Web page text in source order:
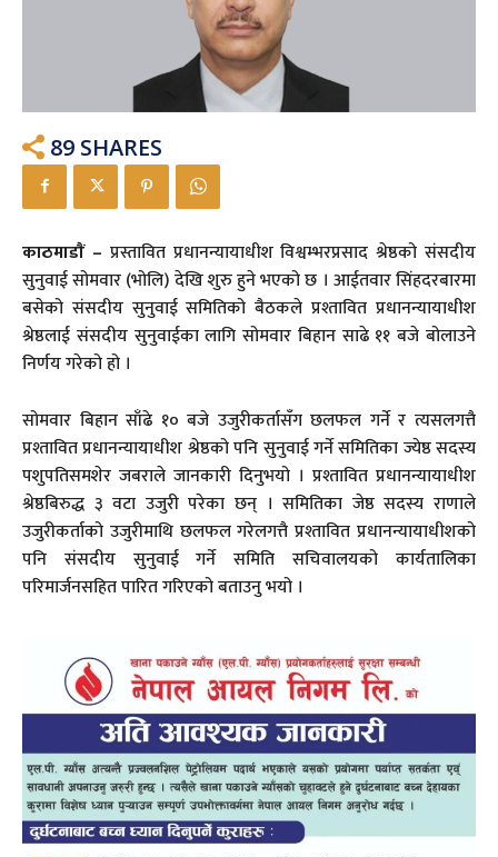
89 SHARES
काठमाडाैं – प्रस्तावित प्रधानन्यायाधीश विश्वम्भरप्रसाद श्रेष्ठको संसदीय
सुनुवाई सोमवार (भोलि) देखि शुरु हुने भएको छ । आईतवार सिंहदरबारमा
बसेको संसदीय सुनुवाई समितिको बैठकले प्रश्तावित प्रधानन्यायाधीश
श्रेष्ठलाई संसदीय सुनुवाईका लागि सोमवार बिहान साढे ११ बजे बोलाउने
निर्णय गरेको हो ।
सोमवार बिहान साँढे १० बजे उजुरीकर्तासँग छलफल गर्ने र त्यसलगत्तै
प्रश्तावित प्रधानन्यायाधीश श्रेष्ठको पनि सुनुवाई गर्ने समितिका ज्येष्ठ सदस्य
पशुपतिसमशेर जबराले जानकारी दिनुभयो । प्रश्तावित प्रधानन्यायाधीश
श्रेष्ठबिरुद्ध ३ वटा उजुरी परेका छन् । समितिका जेष्ठ सदस्य राणाले
उजुरीकर्ताको उजुरीमाथि छलफल गरेलगत्तै प्रश्तावित प्रधानन्यायाधीशको
पनि संसदीय सुनुवाई गर्ने समिति सचिवालयको कार्यतालिका
परिमार्जनसहित पारित गरिएको बताउनु भयो ।